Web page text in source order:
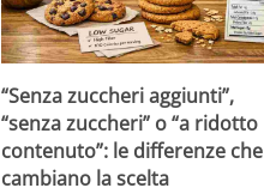
“Senza zuccheri aggiunti”,
“senza zuccheri” o “a ridotto
contenuto”: le differenze che
cambiano la scelta